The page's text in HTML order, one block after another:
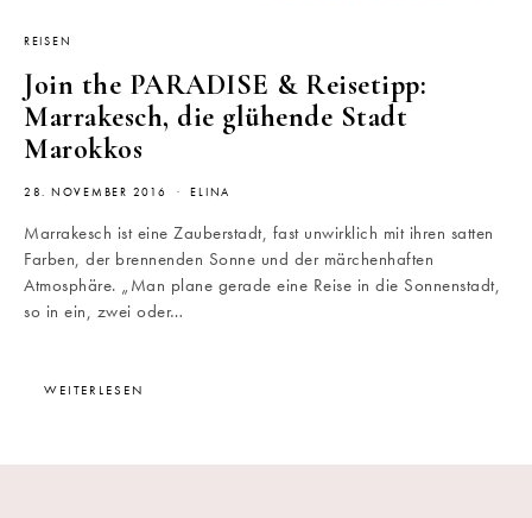
REISEN
Join the PARADISE & Reisetipp:
Marrakesch, die glühende Stadt
Marokkos
28. NOVEMBER 2016 ELINA
Marrakesch ist eine Zauberstadt, fast unwirklich mit ihren satten
Farben, der brennenden Sonne und der märchenhaften
Atmosphäre. „Man plane gerade eine Reise in die Sonnenstadt,
so in ein, zwei oder…
WEITERLESEN